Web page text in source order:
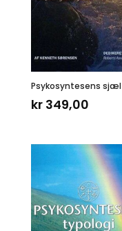
Psykosyntesens sjæl
kr349,00